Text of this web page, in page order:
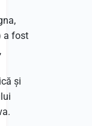
a fost
și